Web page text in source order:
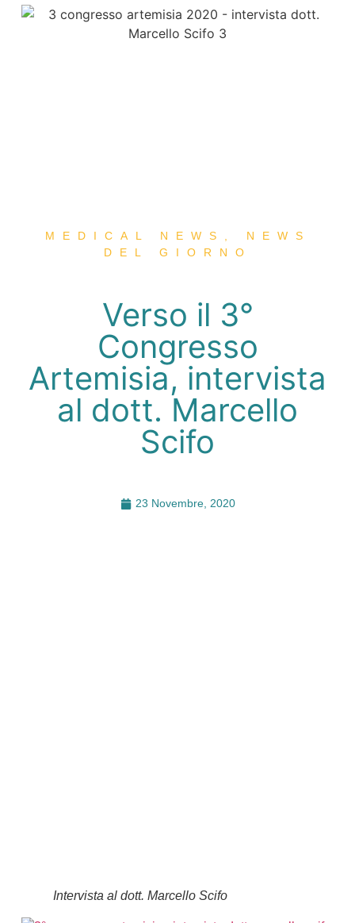
MEDICAL NEWS , NEWS
DEL GIORNO
Verso il 3°
Congresso
Artemisia, intervista
al dott. Marcello
Scifo
23 Novembre, 2020
Intervista al dott. Marcello Scifo